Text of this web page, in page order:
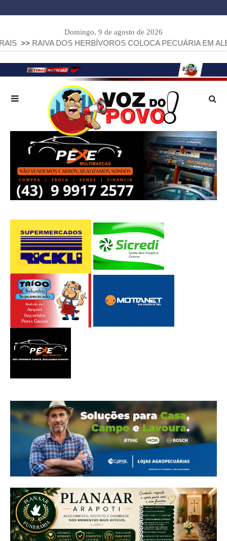
Domingo, 9 de agosto de 2026
DOS HERBÍVOROS COLOCA PECUÁRIA EM ALERTA: